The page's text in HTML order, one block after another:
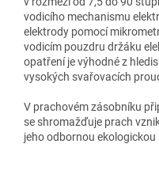
vodicího mechanismu
elektrody pomocí
vodicím pouzdru držáku
opatření je výhodné z
vysokých svařovacích
V prachovém zásobníku
se shromažďuje prach
jeho odbornou ekologickou